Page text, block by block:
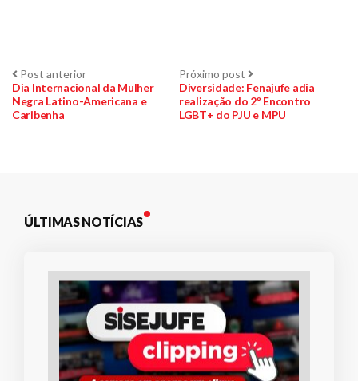
Navegação
de
Post anteriorPost
anterior:
Dia Internacional da Mulher
Negra Latino-Americana e
Caribenha
Próximo post Próximo
post:
Diversidade: Fenajufe adia
realização do 2º Encontro
LGBT+ do PJU e MPU
ÚLTIMAS NOTÍCIAS